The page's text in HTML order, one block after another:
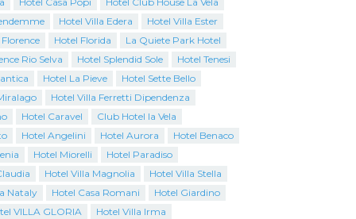
Hotel Villa Edera
Hotel Villa Ester
Hotel Florida
La Quiete Park Hotel
Rio Selva
Hotel Splendid Sole
Hotel Tenesi
Hotel La Pieve
Hotel Sette Bello
Hotel Villa Ferretti Dipendenza
Hotel Caravel
Club Hotel la Vela
Hotel Angelini Hotel Aurora
Hotel Benaco
Hotel Miorelli
Hotel Paradiso
Hotel Villa Magnolia
Hotel Villa Stella
Nataly
Hotel Casa Romani
Hotel Giardino
VILLA GLORIA
Hotel Villa Irma